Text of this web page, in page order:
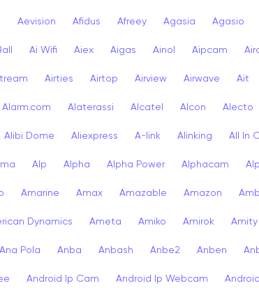
Aevision Afidus Afreey Agasia Agasio
Ai Wifi Aiex Aigas Ainol Aipcam
Airties Airtop Airview Airwave Ait
Alarm.com Alaterassi Alcatel Alcon Alecto
Alibi Dome Aliexpress A-link Alinking All In
Alp Alpha Alpha Power Alphacam
Amarine Amax Amazable Amazon
Dynamics Ameta Amiko Amirok Amity
Ana Pola Anba Anbash Anbe2 Anben
Android Ip Cam Android Ip Webcam